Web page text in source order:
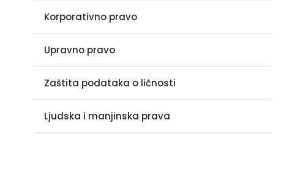
Korporativno pravo
Upravno pravo
Zaštita podataka o ličnosti
Ljudska i manjinska prava